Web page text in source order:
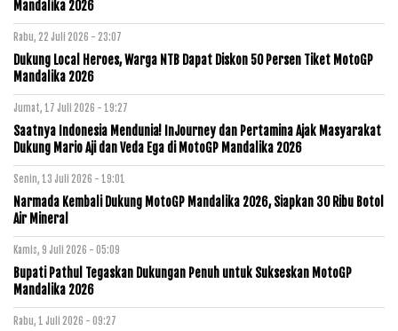
Mandalika 2026
Rabu, 22 Juli 2026 - 23:07
Dukung Local Heroes, Warga NTB Dapat Diskon 50 Persen Tiket MotoGP
Mandalika 2026
Jumat, 17 Juli 2026 - 19:27
Saatnya Indonesia Mendunia! InJourney dan Pertamina Ajak Masyarakat
Dukung Mario Aji dan Veda Ega di MotoGP Mandalika 2026
Senin, 13 Juli 2026 - 19:01
Narmada Kembali Dukung MotoGP Mandalika 2026, Siapkan 30 Ribu Botol
Air Mineral
Kamis, 9 Juli 2026 - 05:09
Bupati Pathul Tegaskan Dukungan Penuh untuk Sukseskan MotoGP
Mandalika 2026
Rabu, 1 Juli 2026 - 09:27